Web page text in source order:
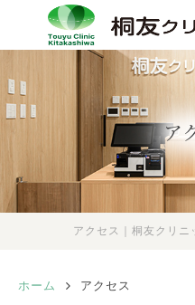
ア
アクセス｜桐友クリ
ホーム アクセス